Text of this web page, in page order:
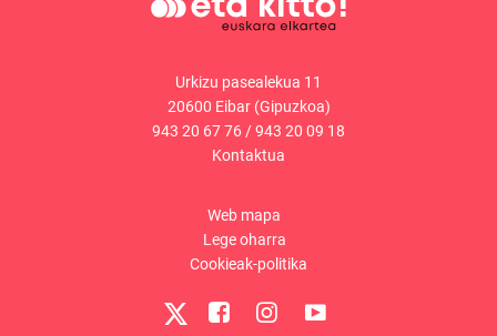
Urkizu pasealekua 11
20600 Eibar (Gipuzkoa)
943 20 67 76 /943 20 09 18
Kontaktua
Web mapa
Lege oharra
Cookieak-politika